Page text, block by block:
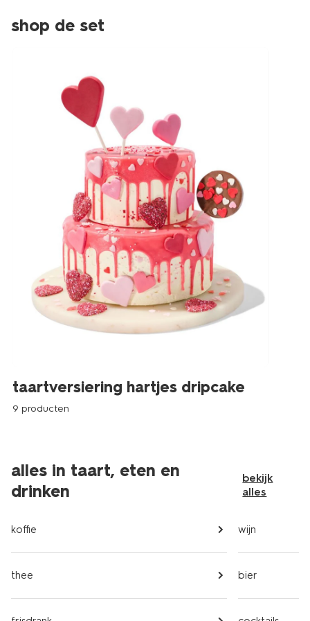
shop de set
taartversiering hartjes dripcake
9 producten
alles in taart, eten en
drinken
bekijk
alles
koffie
thee
wijn
bier